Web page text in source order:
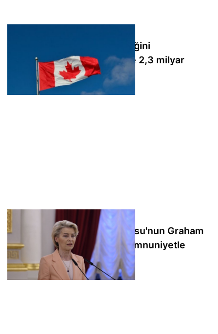
Kanada'dan arktik egemenliğini
güçlendirmek için telesat ile 2,3 milyar
dolarlık anlaşma
Von der Leyen: ABD Senatosu'nun Graham
Yasası'nı kabul etmesini memnuniyetle
karşılıyoruz